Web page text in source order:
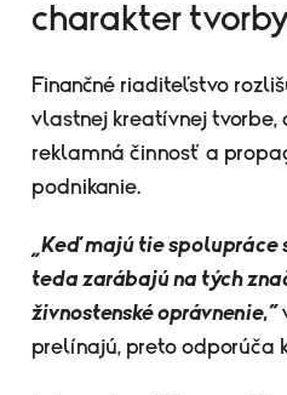
charakter
Finančné riaditeľstvo
vlastnej kreatívnej tvorbe,
reklamná činnosť a
podnikanie.
„Keď majú tie
teda zarábajú na tých
živnostenské oprávnenie,“
prelínajú, preto odporúča